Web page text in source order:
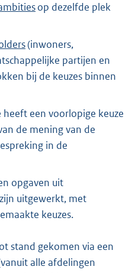
op dezelfde plek
(inwoners,
partijen en
bij de keuzes binnen
heeft een voorlopige keuze
de mening van de
in de
opgaven uit
zijn uitgewerkt, met
keuzes.
stand gekomen via een
alle afdelingen